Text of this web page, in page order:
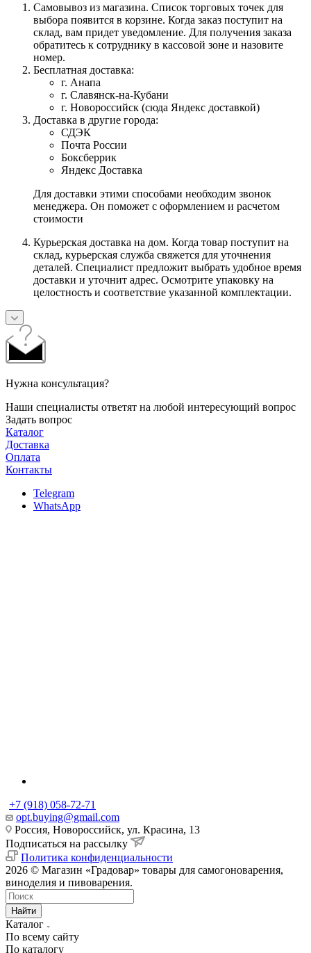
Самовывоз из магазина. Список торговых точек для
выбора появится в корзине. Когда заказ поступит на
склад, вам придет уведомление. Для получения заказа
обратитесь к сотруднику в кассовой зоне и назовите
номер.
Бесплатная доставка:
г. Анапа
г. Славянск-на-Кубани
г. Новороссийск (сюда Яндекс доставкой)
Доставка в другие города:
СДЭК
Почта России
Боксберрик
Яндекс Доставка
Для доставки этими способами необходим звонок
менеджера. Он поможет с оформлением и расчетом
стоимости
Курьерская доставка на дом. Когда товар поступит на
склад, курьерская служба свяжется для уточнения
деталей. Специалист предложит выбрать удобное время
доставки и уточнит адрес. Осмотрите упаковку на
целостность и соответствие указанной комплектации.
Нужна консультация?
Наши специалисты ответят на любой интересующий вопрос
Задать вопрос
Каталог
Доставка
Оплата
Контакты
Telegram
WhatsApp
+7 (918) 058-72-71
opt.buying@gmail.com
Россия, Новороссийск, ул. Красина, 13
Подписаться на рассылку
Политика конфиденциальности
2026 © Магазин «Градовар» товары для самогоноварения,
виноделия и пивоварения.
Найти
Каталог
По всему сайту
По каталогу